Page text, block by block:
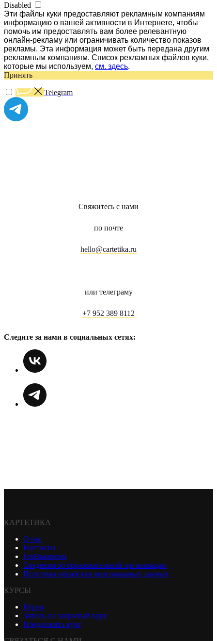
Disabled
Эти файлы куки предоставляют рекламным компаниям
информацию о вашей активности в Интернете, чтобы
помочь им предоставлять вам более релевантную
онлайн-рекламу или ограничивать количество показов
рекламы. Эта информация может быть передана другим
рекламным компаниям. Список рекламных файлов куки,
которые мы используем, см. здесь.
Принять
Telegram
Свяжитесь с нами
по почте
hello@cartetika.ru
или телеграму
+7 952 389 8112
Следите за нами в социальных сетях:
КАРТЕТИКА
О нас
Контакты
ГеоВакансии
Сведения об образовательной организации
Политика обработки персональных данных
КУРСЫ
Курсы
Запись на закрытый курс
Предложить курс